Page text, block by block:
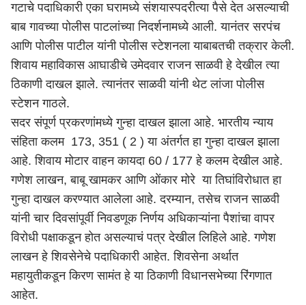
गटाचे पदाधिकारी एका घरामध्ये संशयास्पदरीत्या पैसे देत असल्याची
बाब गावच्या पोलीस पाटलांच्या निदर्शनामध्ये आली. यानंतर सरपंच
आणि पोलीस पाटील यांनी पोलीस स्टेशनला याबाबतची तक्रार केली.
शिवाय महाविकास आघाडीचे उमेदवार राजन साळवी हे देखील त्या
ठिकाणी दाखल झाले. त्यानंतर साळवी यांनी थेट लांजा पोलीस
स्टेशन गाठले.
सदर संपूर्ण प्रकरणांमध्ये गुन्हा दाखल झाला आहे. भारतीय न्याय
संहिता कलम 173, 351 ( 2 ) या अंतर्गत हा गुन्हा दाखल झाला
आहे. शिवाय मोटार वाहन कायदा 60 / 177 हे कलम देखील आहे.
गणेश लाखन, बाबू खामकर आणि ओंकार मोरे या तिघांविरोधात हा
गुन्हा दाखल करण्यात आलेला आहे. दरम्यान, तसेच राजन साळवी
यांनी चार दिवसांपूर्वी निवडणूक निर्णय अधिकाऱ्यांना पैशांचा वापर
विरोधी पक्षाकडून होत असल्याचं पत्र देखील लिहिले आहे. गणेश
लाखन हे शिवसेनेचे पदाधिकारी आहेत. शिवसेना अर्थात
महायुतीकडून किरण सामंत हे या ठिकाणी विधानसभेच्या रिंगणात
आहेत.